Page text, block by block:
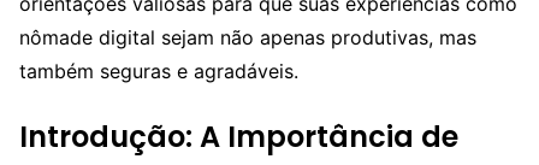
nômade digital sejam não apenas produtivas, mas
também seguras e agradáveis.
Introdução: A Importância de